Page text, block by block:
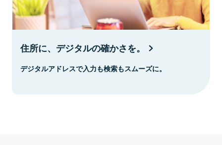
住所に、デジタルの確かさを。
デジタルアドレスで入力も検索もスムーズに。